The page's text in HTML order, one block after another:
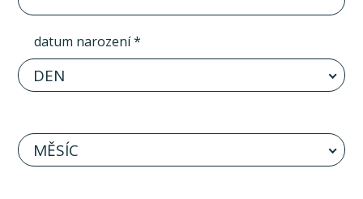
datum narození *
DEN
MĚSÍC